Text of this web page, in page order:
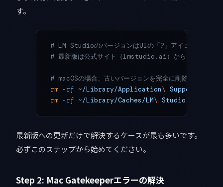
す。
# LM StudioのバージョンはUIの「?」アイコン →
# 最新版は公式サイト（lmstudio.ai）からダウンロー
# macOSの場合、古いバージョンを完全に削除してからイ
rm -rf ~/Library/Application\ Support/LM
rm -rf ~/Library/Caches/LM\ Studio
最新版への更新だけで解決するケースが最も多いです。
必ずこのステップから始めてください。
Step 2: Mac Gatekeeperエラーの解決